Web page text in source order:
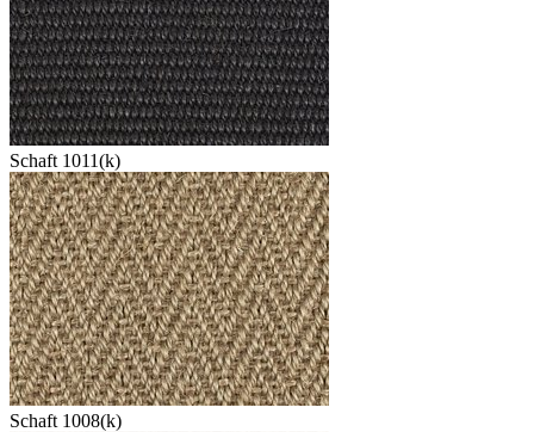
Schaft 1011(k)
Schaft 1008(k)